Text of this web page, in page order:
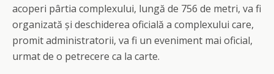
acoperi pârtia complexului, lungă de 756 de metri, va fi
organizată și deschiderea oficială a complexului care,
promit administratorii, va fi un eveniment mai oficial,
urmat de o petrecere ca la carte.